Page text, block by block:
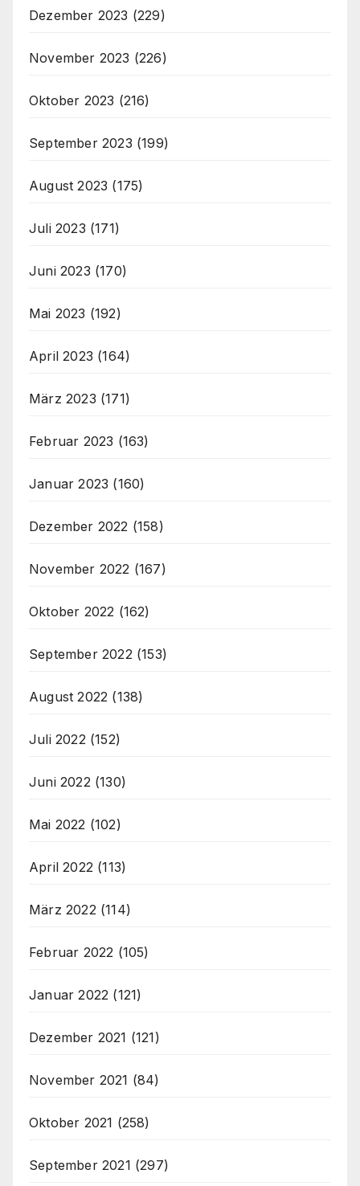
Dezember 2023 (229)
November 2023 (226)
Oktober 2023 (216)
September 2023 (199)
August 2023 (175)
Juli 2023 (171)
Juni 2023 (170)
Mai 2023 (192)
April 2023 (164)
März 2023 (171)
Februar 2023 (163)
Januar 2023 (160)
Dezember 2022 (158)
November 2022 (167)
Oktober 2022 (162)
September 2022 (153)
August 2022 (138)
Juli 2022 (152)
Juni 2022 (130)
Mai 2022 (102)
April 2022 (113)
März 2022 (114)
Februar 2022 (105)
Januar 2022 (121)
Dezember 2021 (121)
November 2021 (84)
Oktober 2021 (258)
September 2021 (297)